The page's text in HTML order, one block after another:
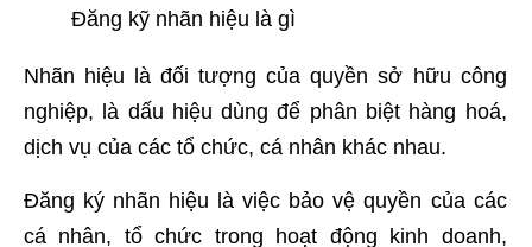
Đăng kỹ nhãn hiệu là gì
Nhãn hiệu là đối tượng của quyền sở hữu công
nghiệp, là dấu hiệu dùng để phân biệt hàng hoá,
dịch vụ của các tổ chức, cá nhân khác nhau.
Đăng ký nhãn hiệu là việc bảo vệ quyền của các
cá nhân, tổ chức trong hoạt động kinh doanh,